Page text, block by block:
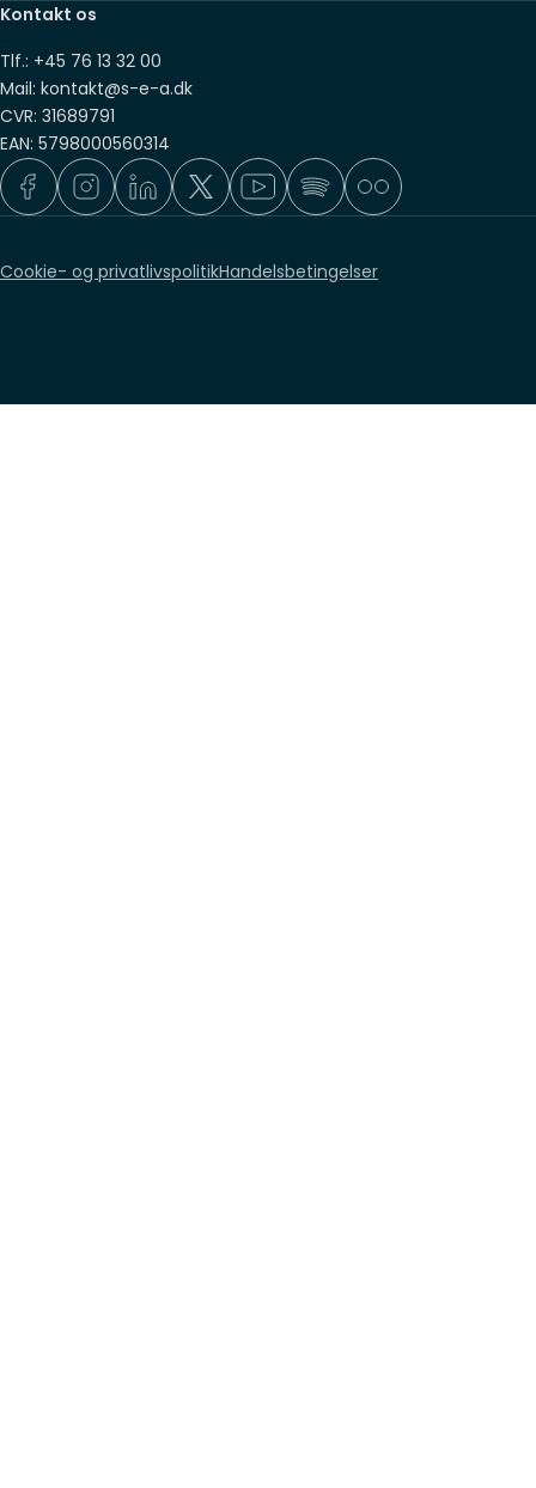
Kontakt os
Tlf.: +45 76 13 32 00
Mail: kontakt@s-e-a.dk
CVR: 31689791
EAN: 5798000560314
Cookie- og privatlivspolitikHandelsbetingelser